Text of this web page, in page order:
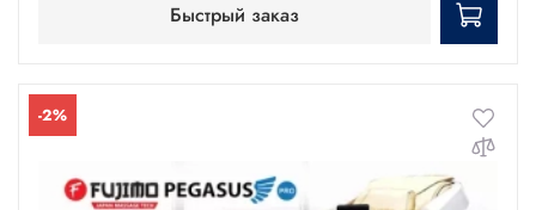
Быстрый заказ
-2%